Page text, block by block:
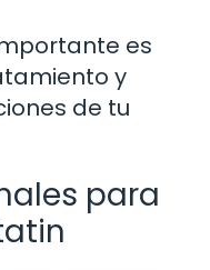
es
y
de tu
para